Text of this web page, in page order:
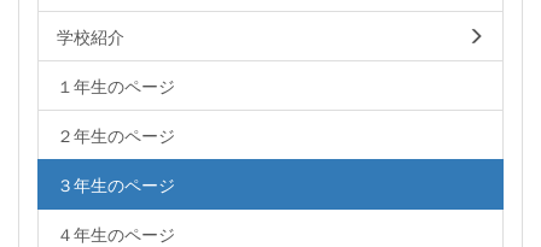
学校紹介
１年生のページ
２年生のページ
３年生のページ
４年生のページ